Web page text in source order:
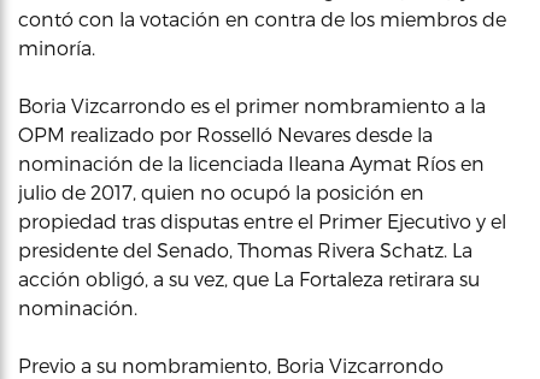
contó con la votación en contra de los miembros de
minoría.
Boria Vizcarrondo es el primer nombramiento a la
OPM realizado por Rosselló Nevares desde la
nominación de la licenciada Ileana Aymat Ríos en
julio de 2017, quien no ocupó la posición en
propiedad tras disputas entre el Primer Ejecutivo y el
presidente del Senado, Thomas Rivera Schatz. La
acción obligó, a su vez, que La Fortaleza retirara su
nominación.
Previo a su nombramiento, Boria Vizcarrondo